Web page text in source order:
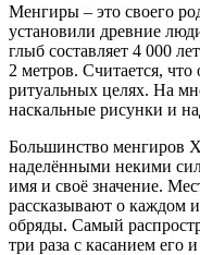
Менгиры – это своего
установили древние
глыб составляет 4 000
2 метров. Считается,
ритуальных целях. На
наскальные рисунки и
Большинство менгиров
наделёнными некими
имя и своё значение.
рассказывают о каждом
обряды. Самый
три раза с касанием его